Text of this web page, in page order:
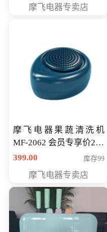
摩飞电器专卖店
摩飞电器果蔬清洗机
MF-2062 会员专享价268
元
399.00 库存99
摩飞电器专卖店